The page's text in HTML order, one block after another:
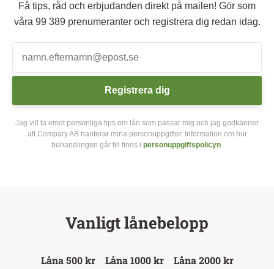
Få tips, råd och erbjudanden direkt på mailen! Gör som
våra 99 389 prenumeranter och registrera dig redan idag.
Registrera dig
Jag vill ta emot personliga tips om lån som passar mig och jag godkänner
att Compary AB hanterar mina personuppgifter. Information om hur
behandlingen går till finns i personuppgiftspolicyn
Vanligt lånebelopp
Låna 500 kr Låna 1000 kr
Låna 2000 kr